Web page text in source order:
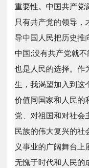
重要性。中国共产党
只有共产党的领导，
导中国人民把历史推
中国;没有共产党就不
也是人民的选择。作
生，我渴望加入到这
价值同国家和人民的
党、对祖国和对社会
民族的伟大复兴的社
义事业的广阔舞台上
无愧于时代和人民的